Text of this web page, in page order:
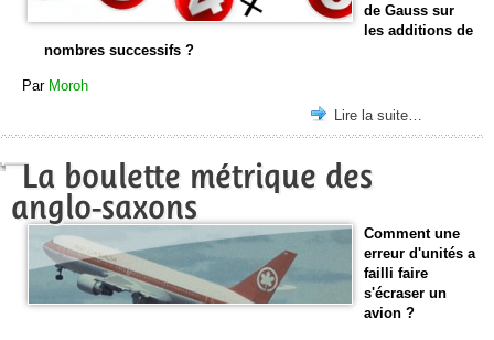
de Gauss sur
les additions de
nombres successifs ?
Par Moroh
Lire la suite…
La boulette métrique des
anglo-saxons
Comment une
erreur d'unités a
failli faire
s'écraser un
avion ?